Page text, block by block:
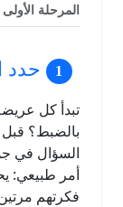
المرحلة
حدد
تبدأ كل
بالضبط؟
السؤال في
أمر طبيعي:
فكرتهم